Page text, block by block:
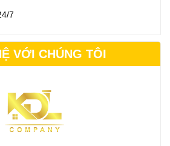
7
VỚI CHÚNG TÔI